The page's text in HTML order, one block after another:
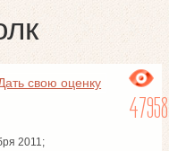
свою оценку
47958
2011;